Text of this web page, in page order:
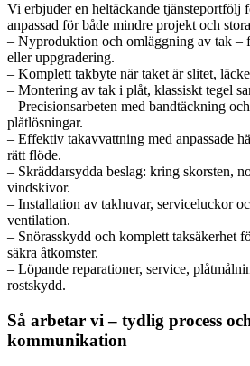
Vi erbjuder en heltäckande tjänsteportfölj
anpassad för både mindre projekt och
– Nyproduktion och omläggning av tak –
eller uppgradering.
– Komplett takbyte när taket är slitet,
– Montering av tak i plåt, klassiskt tegel
– Precisionsarbeten med bandtäckning
plåtlösningar.
– Effektiv takavvattning med anpassade
rätt flöde.
– Skräddarsydda beslag: kring skorsten,
vindskivor.
– Installation av takhuvar, serviceluckor
ventilation.
– Snörasskydd och komplett taksäkerhet
säkra åtkomster.
– Löpande reparationer, service,
rostskydd.
Så arbetar vi – tydlig process
kommunikation